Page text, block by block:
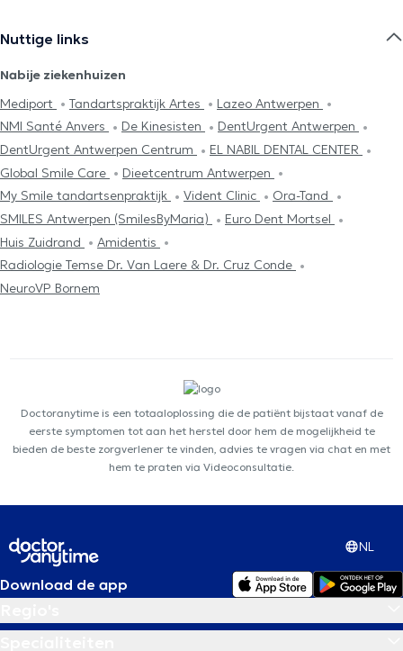
Nuttige links
Nabije ziekenhuizen
Mediport
Tandartspraktijk Artes
Lazeo Antwerpen
NMI Santé Anvers
De Kinesisten
DentUrgent Antwerpen
DentUrgent Antwerpen Centrum
EL NABIL DENTAL CENTER
Global Smile Care
Dieetcentrum Antwerpen
My Smile tandartsenpraktijk
Vident Clinic
Ora-Tand
SMILES Antwerpen (SmilesByMaria)
Euro Dent Mortsel
Huis Zuidrand
Amidentis
Radiologie Temse Dr. Van Laere & Dr. Cruz Conde
NeuroVP Bornem
Doctoranytime is een totaaloplossing die de patiënt bijstaat vanaf de
eerste symptomen tot aan het herstel door hem de mogelijkheid te
bieden de beste zorgverlener te vinden, advies te vragen via chat en met
hem te praten via Videoconsultatie.
NL
Download de app